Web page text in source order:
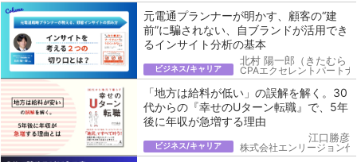
元電通プランナーが明かす、顧客の“建
前”に騙されない、自ブランドが活用でき
るインサイト分析の基本
ビジネス/キャリア
北村 陽一郎（きたむら
CPAエクセレントパート
「地方は給料が低い」の誤解を解く。30
代からの『幸せのUターン転職』で、5年
後に年収が急増する理由
ビジネス/キャリア
江口勝彦
株式会社エンリージョン代